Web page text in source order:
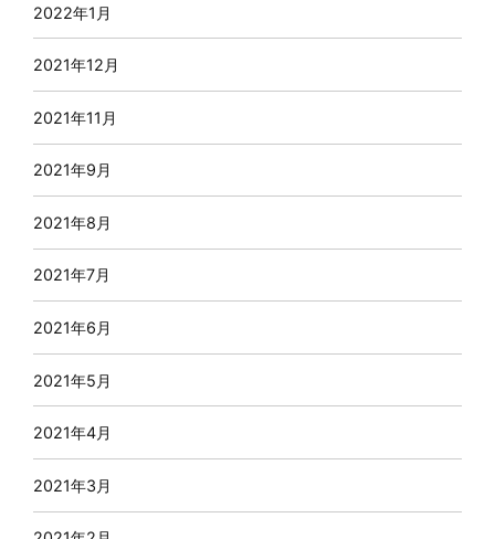
2022年1月
2021年12月
2021年11月
2021年9月
2021年8月
2021年7月
2021年6月
2021年5月
2021年4月
2021年3月